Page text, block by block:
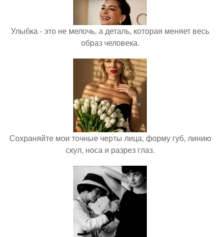
Улыбка - это не мелочь, а деталь, которая меняет весь
образ человека.
Сохраняйте мои точные черты лица, форму губ, линию
скул, носа и разрез глаз.